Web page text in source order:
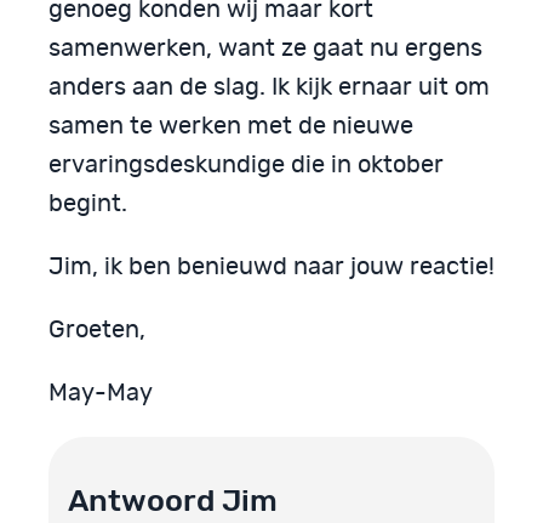
genoeg konden wij maar kort
samenwerken, want ze gaat nu ergens
anders aan de slag. Ik kijk ernaar uit om
samen te werken met de nieuwe
ervaringsdeskundige die in oktober
begint.
Jim, ik ben benieuwd naar jouw reactie!
Groeten,
May-May
Antwoord Jim